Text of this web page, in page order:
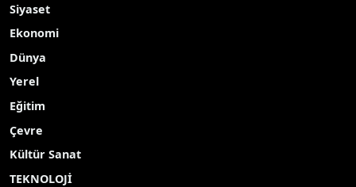
Siyaset
Ekonomi
Dünya
Yerel
Eğitim
Çevre
Kültür Sanat
TEKNOLOJİ